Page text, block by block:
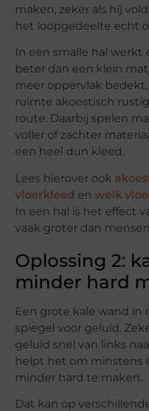
maken, zeker als hij
het loopgedeelte echt
In een smalle hal werkt
beter dan een klein
meer oppervlak
ruimte akoestisch
route. Daarbij spelen
voller of zachter
een heel dun kleed.
Lees hierover ook
vloerkleed enwelk
In een hal is het effect
vaak groter dan
Oplossing 2:
minder hard
Een grote kale wand in
spiegel voor geluid.
geluid snel van links
helpt het om minstens
minder hard te maken.
Dat kan op